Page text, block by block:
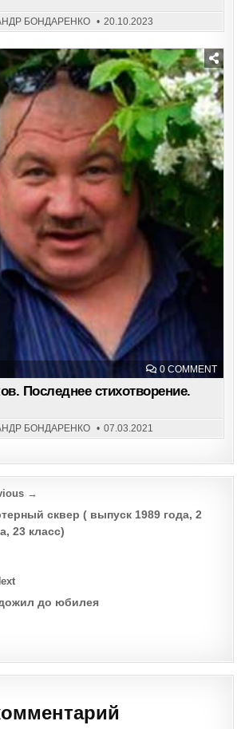
БОНДАРЕНКО
20.10.2023
0 COMMENTON
Posted
in
Последнее стихотворение.
БОНДАРЕНКО 07.03.2021
→
сквер ( выпуск 1989 года, 2
23 класс)
до юбилея